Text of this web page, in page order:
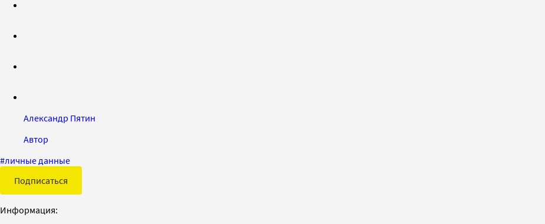
Александр Пятин
Автор
#личные данные
Подписаться
Информация: